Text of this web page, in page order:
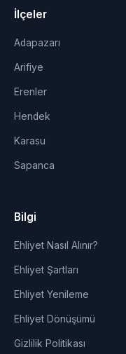
İlçeler
Adapazarı
Arifiye
Erenler
Hendek
Karasu
Sapanca
Bilgi
Ehliyet Nasıl Alınır?
Ehliyet Şartları
Ehliyet Yenileme
Ehliyet Dönüşümü
Gizlilik Politikası